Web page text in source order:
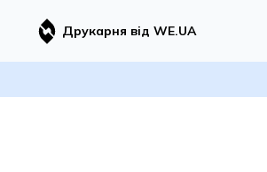
Друкарня від WE.UA